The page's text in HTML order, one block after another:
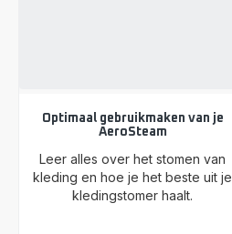
Optimaal gebruikmaken van je
AeroSteam
Leer alles over het stomen van
kleding en hoe je het beste uit je
kledingstomer haalt.